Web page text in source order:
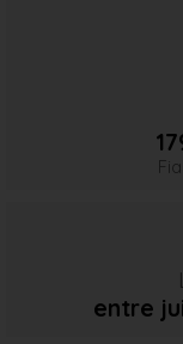
entre